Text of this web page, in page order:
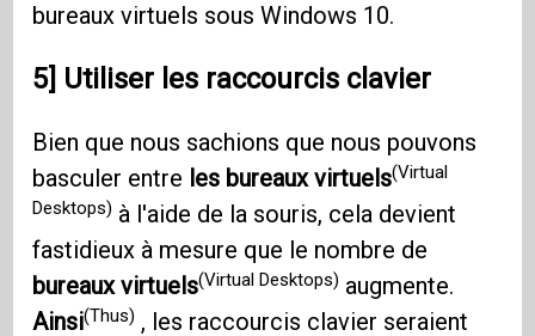
bureaux virtuels sous Windows 10.
5] Utiliser les raccourcis clavier
Bien que nous sachions que nous pouvons
basculer entre les bureaux virtuels(Virtual
Desktops) à l'aide de la souris, cela devient
fastidieux à mesure que le nombre de
bureaux virtuels(Virtual Desktops) augmente.
Ainsi(Thus) , les raccourcis clavier seraient